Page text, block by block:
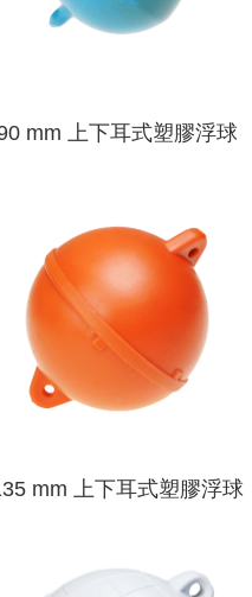
mm 上下耳式塑膠浮球
mm 上下耳式塑膠浮球